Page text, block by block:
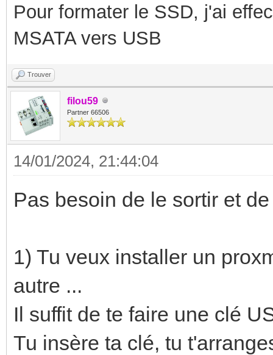
Pour formater le SSD, j'ai
MSATA vers USB
Trouver
filou59
Partner 66506
14/01/2024, 21:44:04
Pas besoin de le sortir et
1) Tu veux installer un
autre ...
Il suffit de te faire une clé
Tu insère ta clé, tu